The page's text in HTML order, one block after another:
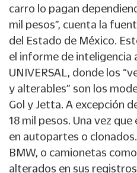
carro lo pagan
mil pesos”, cuenta la
del Estado de México.
el informe de inteligencia
UNIVERSAL, donde los
y alterables” son los
Gol y Jetta. A excepción
18 mil pesos. Una vez
en autopartes o
BMW, o camionetas
alterados en sus